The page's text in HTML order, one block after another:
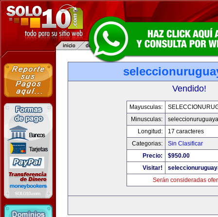
Vendido!
Mayusculas:
Minusculas:
Longitud:
17 caracteres
Categorias:
Sin Clasificar
Precio:
$950.00
Visitar!
Serán consideradas